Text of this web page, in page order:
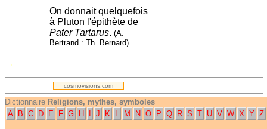
On donnait quelquefois
à Pluton l'épithète de
Pater Tartarus. (A.
Bertrand : Th. Bernard).
.
cosmovisions.com
Dictionnaire Religions, mythes, symboles
A
B C D E F G H J K L M N O P Q R S T U V W X Y Z